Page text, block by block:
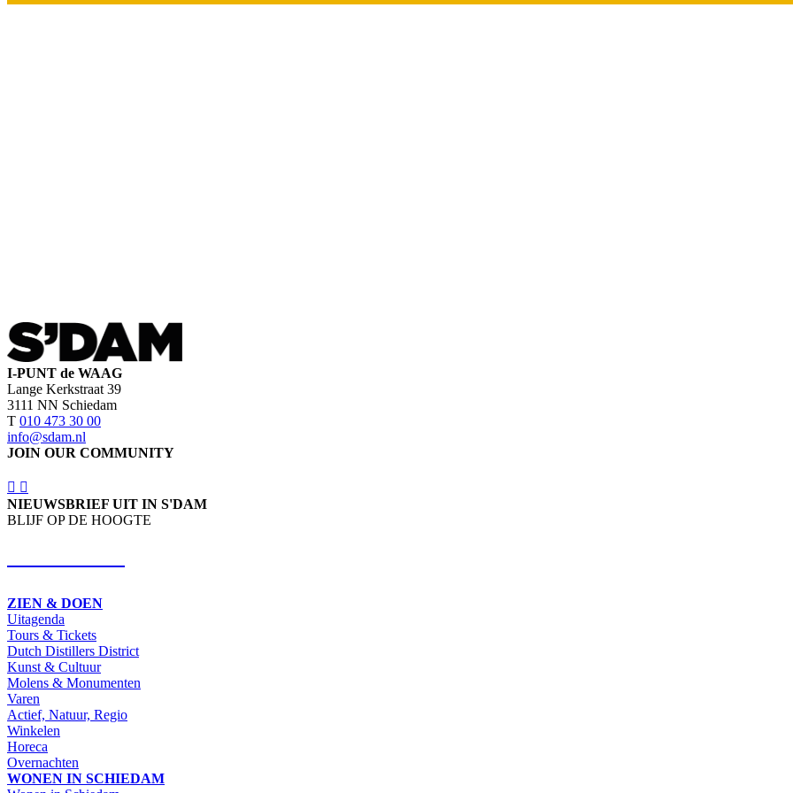
I-PUNT de WAAG
Lange Kerkstraat 39
3111 NN Schiedam
T 010 473 30 00
info@sdam.nl
JOIN OUR COMMUNITY
NIEUWSBRIEF UIT IN S'DAM
BLIJF OP DE HOOGTE
ZIEN & DOEN
Uitagenda
Tours & Tickets
Dutch Distillers District
Kunst & Cultuur
Molens & Monumenten
Varen
Actief, Natuur, Regio
Winkelen
Horeca
Overnachten
WONEN IN SCHIEDAM